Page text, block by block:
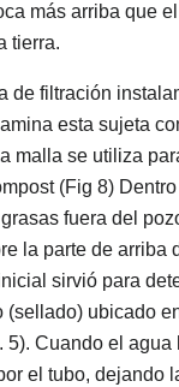
más arriba que
tierra.
de filtración
esta sujeta
malla se utiliza
(Fig 8)
fuera del
la parte de arriba
sirvió para
(sellado) ubicado
5). Cuando el
el tubo, dejando